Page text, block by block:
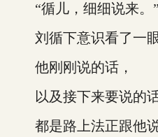
“循儿，细细说来。”
刘循下意识看了一眼
他刚刚说的话，
以及接下来要说的话
都是路上法正跟他说